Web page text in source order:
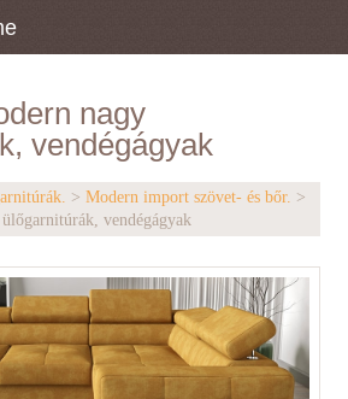
nagy
vendégágyak
> Modern import szövet- és bőr. >
vendégágyak